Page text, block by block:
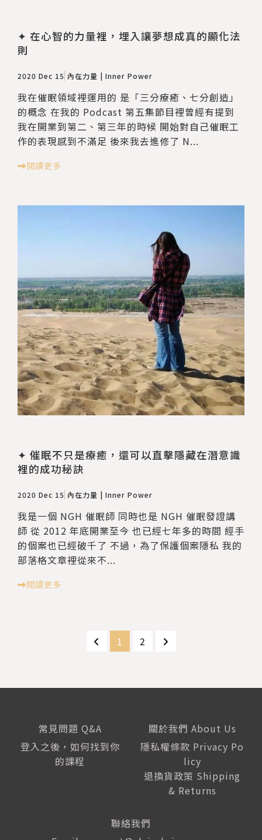
✦ 在心智的力量裡，埋入讓夢想成真的顯化法
則
2020 Dec 15 內在力量 | Inner Power
我在催眠領域裡運用的 是「三分療癒、七分創造」
的概念 在我的 Podcast 第五集節目裡曾經有提到
我在開業到第二、第三年的時候 開始對自己催眠工
作的表現感到不滿足 後來我去進修了 N...
閱讀更多
✦ 催眠不只是療癒，還可以直擊隱藏在潛意識
裡的成功秘訣
2020 Dec 15 內在力量 | Inner Power
我是一個 NGH 催眠師 同時也是 NGH 催眠發證講
師 從 2012 年底開業至今 也已經七年多的時間 經手
的個案也已經破千了 不過，為了保護個案隱私 我的
部落格文章裡從來不...
閱讀更多
1 2
常見問題 Q&A
登入之後，如何找到你
的課程
關於我們 About Us
隱私權條款 Privacy Po
licy
退換貨政策 Shipping
& Returns
聯絡我們